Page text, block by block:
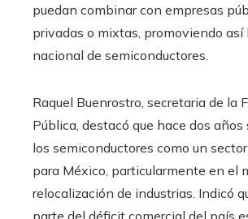
puedan combinar con empresas
privadas o mixtas, promoviendo así
nacional de semiconductores.
Raquel Buenrostro, secretaria de la
Pública, destacó que hace dos años
los semiconductores como un
para México, particularmente en el
relocalización de industrias. Indicó
parte del déficit comercial del país